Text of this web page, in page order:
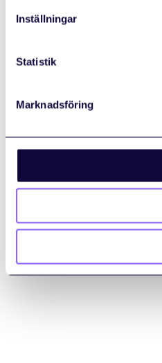
Inställningar
Statistik
Marknadsföring